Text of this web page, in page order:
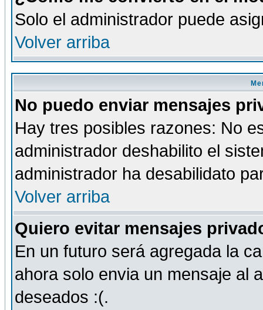
Solo el administrador puede
Volver arriba
No puedo enviar mensajes
Hay tres posibles razones: No
administrador deshabilito el
administrador ha desabilidato
Volver arriba
Quiero evitar mensajes
En un futuro será agregada la
ahora solo envia un mensaje al
deseados :(.